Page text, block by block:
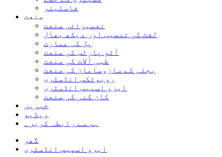
فاسٹینر
صنعت
تعمیراتی صنعت
لفٹ کی تنصیب اور دیکھ بھال
پل کی عمارت
آٹو پارٹس کی صنعت
طبی آلات کی صنعت
بجلی کے سازوسامان کی صنعت
روبوٹکس انڈسٹری
ایرو اسپیس انڈسٹری
کان کنی کی صنعت
خبریں
ویڈیو
ہم سے رابطہ کریں۔
گھر
ایرو اسپیس انڈسٹری